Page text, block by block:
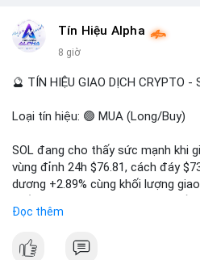
#dongtienlonTín Hiệu Alpha
8 giờ
🔮 TÍN HIỆU GIAO DỊCH CRYPTO -
Loại tín hiệu: 🟢 MUA (Long/Buy)
SOL đang cho thấy sức mạnh khi
vùng đỉnh 24h $76.81, cách đáy
dương +2.89% cùng khối lượng
hoàn toàn nhịp điều chỉnh.
Khuyến nghị giao dịch cụ thể:
Đọc thêm